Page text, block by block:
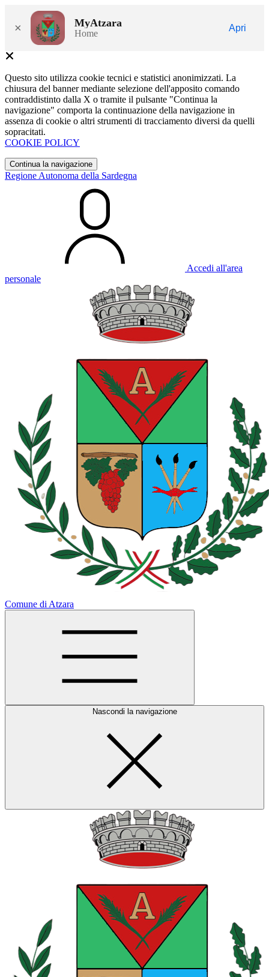
× MyAtzara
Home
Apri
Questo sito utilizza cookie tecnici e statistici anonimizzati. La
chiusura del banner mediante selezione dell'apposito comando
contraddistinto dalla X o tramite il pulsante "Continua la
navigazione" comporta la continuazione della navigazione in
assenza di cookie o altri strumenti di tracciamento diversi da quelli
sopracitati.
COOKIE POLICY
Continua la navigazione
Regione Autonoma della Sardegna
Accedi all'area
personale
Comune di Atzara
Nascondi la navigazione